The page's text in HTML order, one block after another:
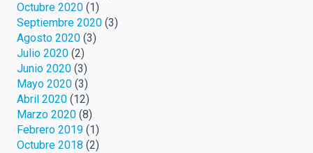
Octubre 2020 (1)
Septiembre 2020 (3)
Agosto 2020 (3)
Julio 2020 (2)
Junio 2020 (3)
Mayo 2020 (3)
Abril 2020 (12)
Marzo 2020 (8)
Febrero 2019 (1)
Octubre 2018 (2)